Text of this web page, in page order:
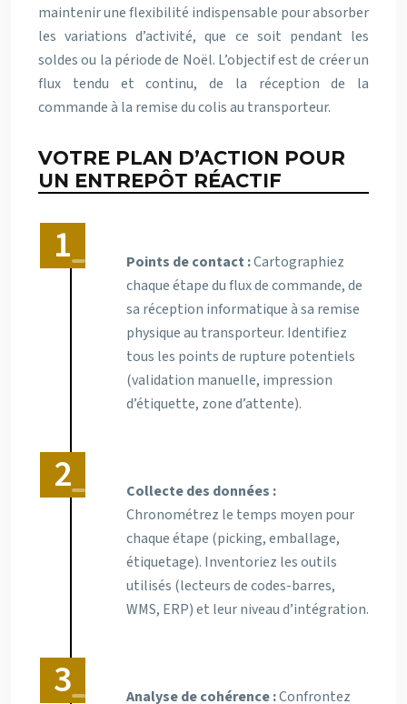
maintenir une flexibilité indispensable pour absorber
les variations d’activité, que ce soit pendant les
soldes ou la période de Noël. L’objectif est de créer un
flux tendu et continu, de la réception de la
commande à la remise du colis au transporteur.
VOTRE PLAN D’ACTION POUR
UN ENTREPÔT RÉACTIF
Points de contact :Cartographiez
chaque étape du flux de commande, de
sa réception informatique à sa remise
physique au transporteur. Identifiez
tous les points de rupture potentiels
(validation manuelle, impression
d’étiquette, zone d’attente).
Collecte des données :
Chronométrez le temps moyen pour
chaque étape (picking, emballage,
étiquetage). Inventoriez les outils
utilisés (lecteurs de codes-barres,
WMS, ERP) et leur niveau d’intégration.
Analyse de cohérence :Confrontez